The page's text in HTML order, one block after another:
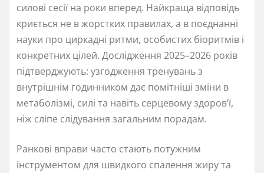
силові сесії на роки вперед. Найкраща відповідь
криється не в жорстких правилах, а в поєднанні
науки про циркадні ритми, особистих біоритмів і
конкретних цілей. Дослідження 2025–2026 років
підтверджують: узгодження тренувань з
внутрішнім годинником дає помітніші зміни в
метаболізмі, силі та навіть серцевому здоров’ї,
ніж сліпе слідування загальним порадам.
Ранкові вправи часто стають потужним
інструментом для швидкого спалення жиру та